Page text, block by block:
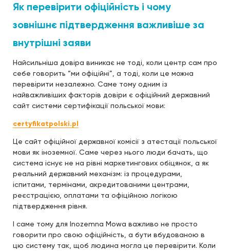
Як перевірити офіційність і чому
зовнішнє підтвердження важливіше за
внутрішні заяви
Найсильніша довіра виникає не тоді, коли центр сам про
себе говорить “ми офіційні”, а тоді, коли це можна
перевірити незалежно. Саме тому одним із
найважливіших факторів довіри є офіційний державний
сайт системи сертифікації польської мови:
certyfikatpolski.pl
Це сайт офіційної державної комісії з атестації польської
мови як іноземної. Саме через нього люди бачать, що
система існує не на рівні маркетингових обіцянок, а як
реальний державний механізм: із процедурами,
іспитами, термінами, акредитованими центрами,
реєстрацією, оплатами та офіційною логікою
підтвердження рівня.
І саме тому для Inozemna Mowa важливо не просто
говорити про свою офіційність, а бути вбудованою в
цю систему так, щоб людина могла це перевірити. Коли